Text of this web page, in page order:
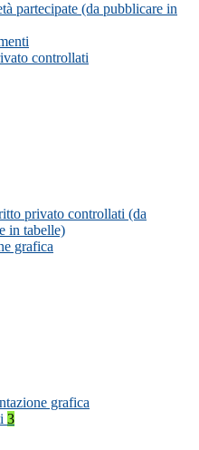
partecipate (da pubblicare in
controllati
privato controllati (da
in tabelle)
grafica
grafica
3